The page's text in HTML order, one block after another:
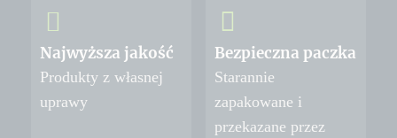
Najwyższa jakość
Produkty z własnej
uprawy
Bezpieczna paczka
Starannie
zapakowane i
przekazane przez